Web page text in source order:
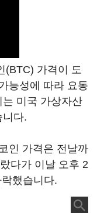
(BTC) 가격이 도
능성에 따라 요동
미국 가상자산
니다.
인 가격은 전날까
다가 이날 오후 2
했습니다.